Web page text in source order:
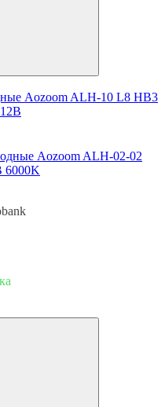
Aozoom ALH-10 L8 НB3